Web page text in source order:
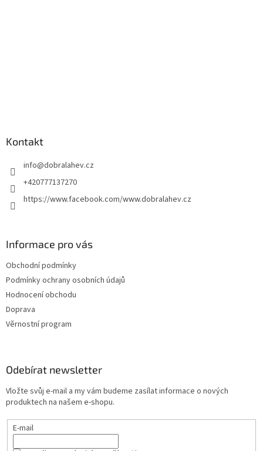
Kontakt
info@dobralahev.cz
+420777137270
https://www.facebook.com/www.dobralahev.cz
Informace pro vás
Obchodní podmínky
Podmínky ochrany osobních údajů
Hodnocení obchodu
Doprava
Věrnostní program
Odebírat newsletter
Vložte svůj e-mail a my vám budeme zasílat informace o nových
produktech na našem e-shopu.
E-mail